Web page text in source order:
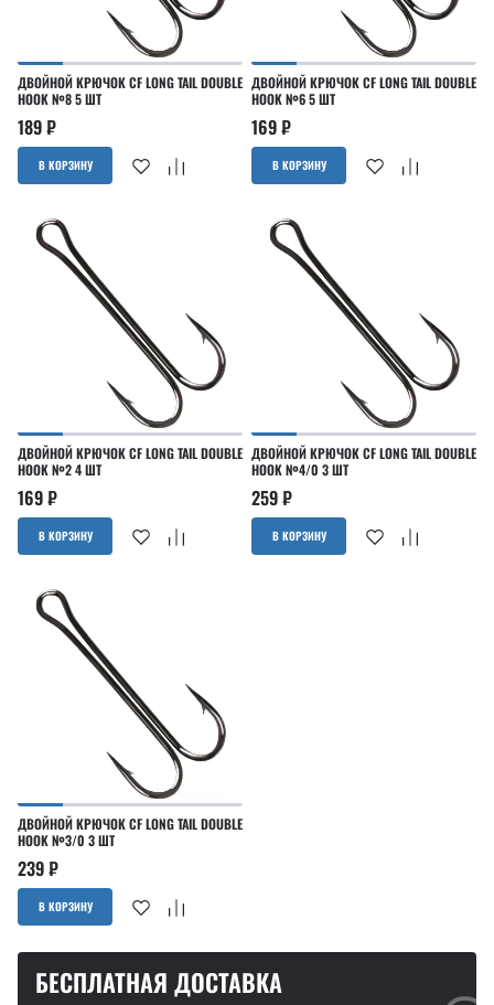
ДВОЙНОЙ КРЮЧОК CF LONG TAIL DOUBLE
HOOK №8 5 ШТ
189₽
В КОРЗИНУ
ДВОЙНОЙ КРЮЧОК CF LONG TAIL DOUBLE
HOOK №6 5 ШТ
169₽
В КОРЗИНУ
ДВОЙНОЙ КРЮЧОК CF LONG TAIL DOUBLE
HOOK №2 4 ШТ
169₽
В КОРЗИНУ
ДВОЙНОЙ КРЮЧОК CF LONG TAIL DOUBLE
HOOK №4/0 3 ШТ
259₽
В КОРЗИНУ
ДВОЙНОЙ КРЮЧОК CF LONG TAIL DOUBLE
HOOK №3/0 3 ШТ
239₽
В КОРЗИНУ
БЕСПЛАТНАЯ ДОСТАВКА